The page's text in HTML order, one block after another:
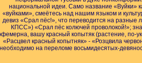
национальной идеи. Само название «Вуйки»
«вуйками», смеётесь над нашим языком и
девиз «Срал пёс!», что переводится на
КПСС») «Срал пёс колючей проволокой!»;
вашу красный копытяк (растение, по-
«Расцвел красный копытняк» - «Розцвила
необходимо на переломе восьмидесятых-